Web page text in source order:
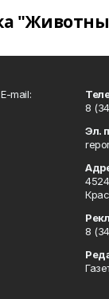
mail:
8
Эл.
8